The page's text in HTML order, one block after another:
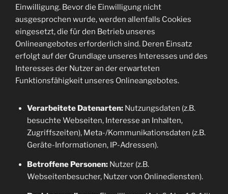
Einwilligung. Bevor die Einwilligung nicht
ausgesprochen wurde, werden allenfalls Cookies
eingesetzt, die für den Betrieb unseres
Onlineangebotes erforderlich sind. Deren Einsatz
erfolgt auf der Grundlage unseres Interesses und des
Interesses der Nutzer an der erwarteten
Funktionsfähigkeit unseres Onlineangebotes.
Verarbeitete Datenarten:Nutzungsdaten (z.B.
besuchte Webseiten, Interesse an Inhalten,
Zugriffszeiten), Meta-/Kommunikationsdaten (z.B.
Geräte-Informationen, IP-Adressen).
Betroffene Personen:Nutzer (z.B.
Webseitenbesucher, Nutzer von Onlinediensten).